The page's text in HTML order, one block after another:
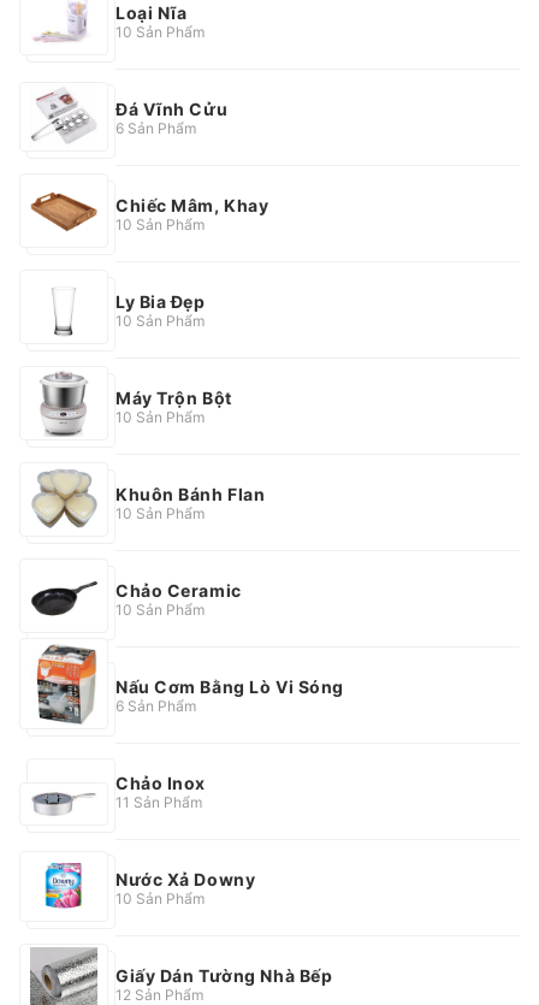
Loại Nĩa
10 Sản Phẩm
Đá Vĩnh Cửu
6 Sản Phẩm
Chiếc Mâm, Khay
10 Sản Phẩm
Ly Bia Đẹp
10 Sản Phẩm
Máy Trộn Bột
10 Sản Phẩm
Khuôn Bánh Flan
10 Sản Phẩm
Chảo Ceramic
10 Sản Phẩm
Nấu Cơm Bằng Lò Vi Sóng
6 Sản Phẩm
Chảo Inox
11 Sản Phẩm
Nước Xả Downy
10 Sản Phẩm
Giấy Dán Tường Nhà Bếp
12 Sản Phẩm